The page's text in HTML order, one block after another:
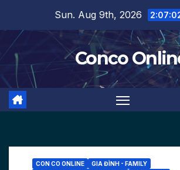
content
Sun. Aug 9th, 2026
Conco
CON CO ONLINE
GIA ĐÌNH - FAMILY